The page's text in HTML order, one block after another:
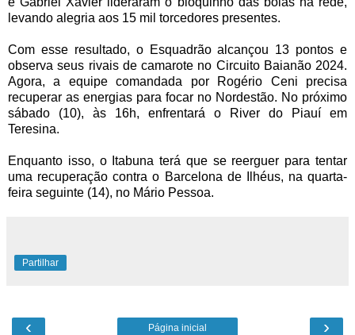
levando alegria aos 15 mil torcedores presentes.
Com esse resultado, o Esquadrão alcançou 13 pontos e
observa seus rivais de camarote no Circuito Baianão 2024.
Agora, a equipe comandada por Rogério Ceni precisa
recuperar as energias para focar no Nordestão. No próximo
sábado (10), às 16h, enfrentará o River do Piauí em
Teresina.
Enquanto isso, o Itabuna terá que se reerguer para tentar
uma recuperação contra o Barcelona de Ilhéus, na quarta-
feira seguinte (14), no Mário Pessoa.
Partilhar
‹ ›
Página inicial